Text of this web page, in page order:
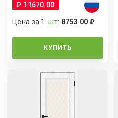
₽ 11670.00
Цена за 1шт: 8753.00 ₽
КУПИТЬ